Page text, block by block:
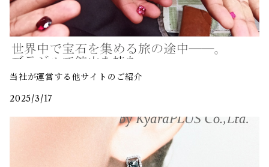
当社が運営する他サイトのご紹介
2025/3/17